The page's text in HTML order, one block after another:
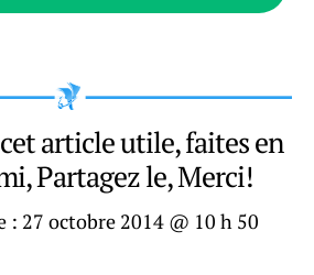
article utile, faites en
Partagez le, Merci!
: 27 octobre 2014 @ 10 h 50